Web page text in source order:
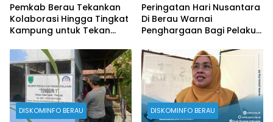
Pemkab Berau Tekankan
Kolaborasi Hingga Tingkat
Kampung untuk Tekan
Peringatan Hari Nusantara
Di Berau Warnai
Penghargaan Bagi Pelaku
DISKOMINFO BERAU DISKOMINFO BERAU